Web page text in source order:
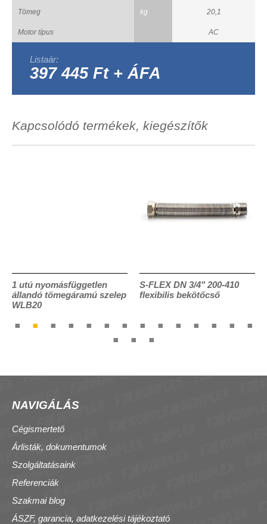
Tömeg kg 20,1
Motor típus AC
Listaár:
397 445 Ft + ÁFA
Kapcsolódó termékek, kiegészítők
1 utú nyomásfüggetlen
állandó tömegáramú szelep
WLB20
S-FLEX DN 3/4" 200-410
flexibilis bekötőcső
NAVIGÁLÁS
Cégismertető
Árlisták, dokumentumok
Szolgáltatásaink
Referenciák
Szakmai blog
ÁSZF, garancia, adatkezelési tájékoztató